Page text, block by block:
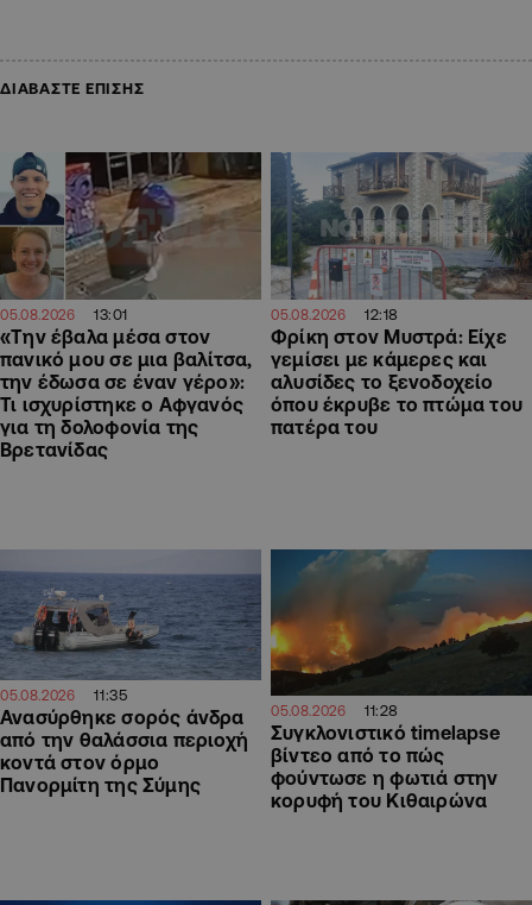
ΔΙΑΒΑΣΤΕ ΕΠΙΣΗΣ
05.08.2026 13:01
«Την έβαλα μέσα στον
πανικό μου σε μια βαλίτσα,
την έδωσα σε έναν γέρο»:
Τι ισχυρίστηκε ο Αφγανός
για τη δολοφονία της
Βρετανίδας
05.08.2026 12:18
Φρίκη στον Μυστρά: Είχε
γεμίσει με κάμερες και
αλυσίδες το ξενοδοχείο
όπου έκρυβε το πτώμα του
πατέρα του
05.08.2026 11:35
Ανασύρθηκε σορός άνδρα
από την θαλάσσια περιοχή
κοντά στον όρμο
Πανορμίτη της Σύμης
05.08.2026 11:28
Συγκλονιστικό timelapse
βίντεο από το πώς
φούντωσε η φωτιά στην
κορυφή του Κιθαιρώνα